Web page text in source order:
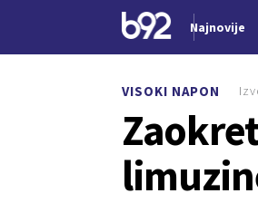
Najnovije
VISOKI NAPON